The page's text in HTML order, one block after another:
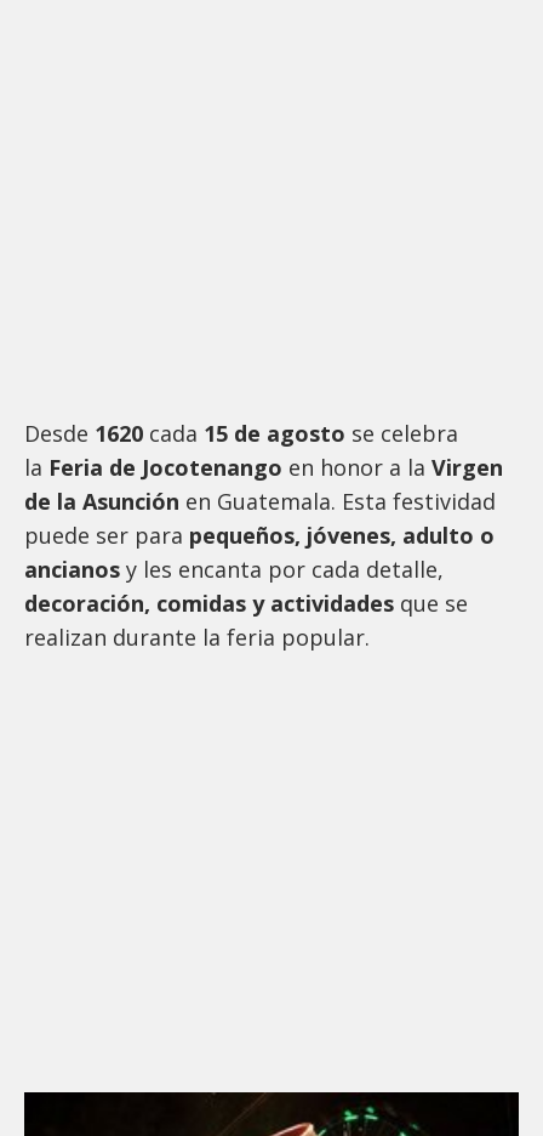
Desde 1620 cada 15 de agosto se celebra
la Feria de Jocotenango en honor a la Virgen
de la Asunción en Guatemala. Esta festividad
puede ser para pequeños, jóvenes, adulto o
ancianos y les encanta por cada detalle,
decoración, comidas y actividades que se
realizan durante la feria popular.